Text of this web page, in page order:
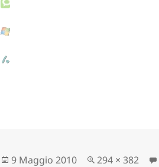
Scritto
9 Maggio 2010
Dimensione
294 × 382